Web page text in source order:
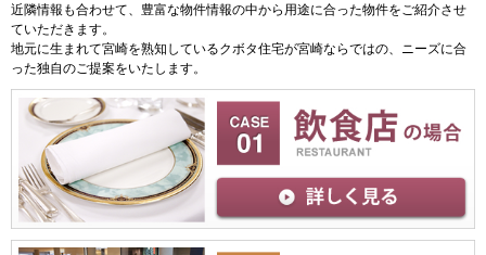
近隣情報も合わせて、豊富な物件情報の中から用途に合った物件をご紹介させ
ていただきます。
地元に生まれて宮崎を熟知しているクボタ住宅が宮崎ならではの、ニーズに合
った独自のご提案をいたします。